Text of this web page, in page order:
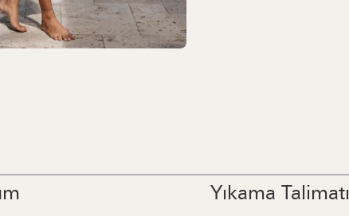
Yıkama Talimatı